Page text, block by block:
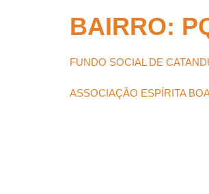
BAIRRO:
FUNDO SOCIAL DE
ASSOCIAÇÃO ESPÍRITA